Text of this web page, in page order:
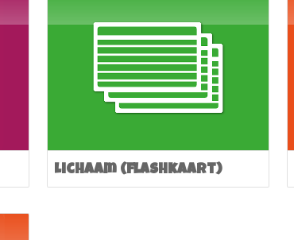
Lichaam (flashkaart)